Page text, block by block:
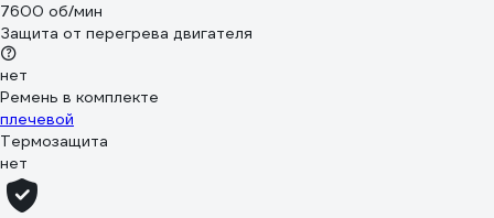
7600 об/мин
Защита от перегрева двигателя
нет
Ремень в комплекте
плечевой
Термозащита
нет